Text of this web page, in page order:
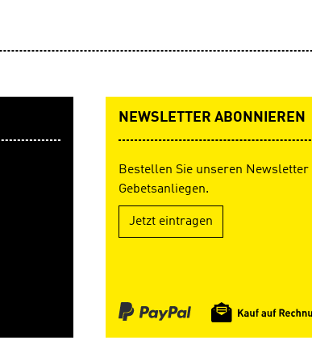
Antworten werden mit Lesepunkten
belohnt.
NEWSLETTER ABONNIEREN
Bestellen Sie unseren
Gebetsanliegen.
Jetzt eintragen